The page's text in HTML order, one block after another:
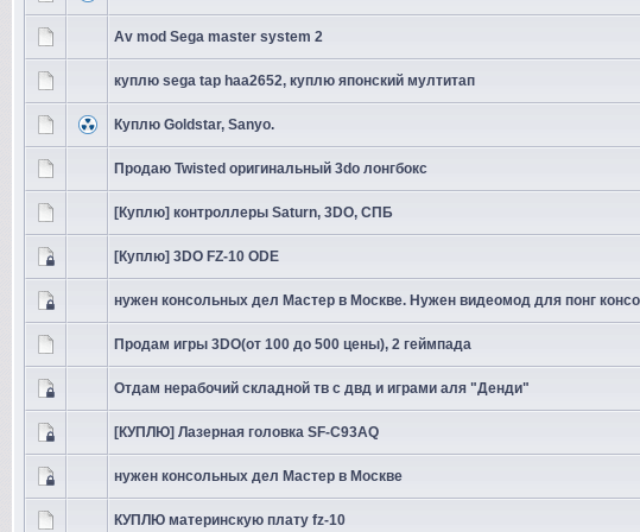
Av mod Sega master system 2
куплю sega tap haa2652, куплю японский мултитап
Куплю Goldstar, Sanyo.
Продаю Twisted оригинальный 3do лонгбокс
[Куплю] контроллеры Saturn, 3DO, СПБ
[Куплю] 3DO FZ-10 ODE
нужен консольных дел Мастер в Москве. Нужен видеомод для понг
Продам игры 3DO(от 100 до 500 цены), 2 геймпада
Отдам нерабочий складной тв с двд и играми аля "Денди"
[КУПЛЮ] Лазерная головка SF-C93AQ
нужен консольных дел Мастер в Москве
КУПЛЮ материнскую плату fz-10